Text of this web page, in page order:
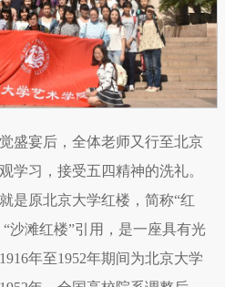
盛宴后，全体老师又行至北京
学习，接受五四精神的洗礼。
是原北京大学红楼，简称“红
沙滩红楼”引用，是一座具有光
年至1952年期间为北京大学